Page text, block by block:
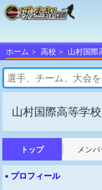
ホーム 高校 山村国際
山村国際高等学校
トップ メンバ
• プロフィール